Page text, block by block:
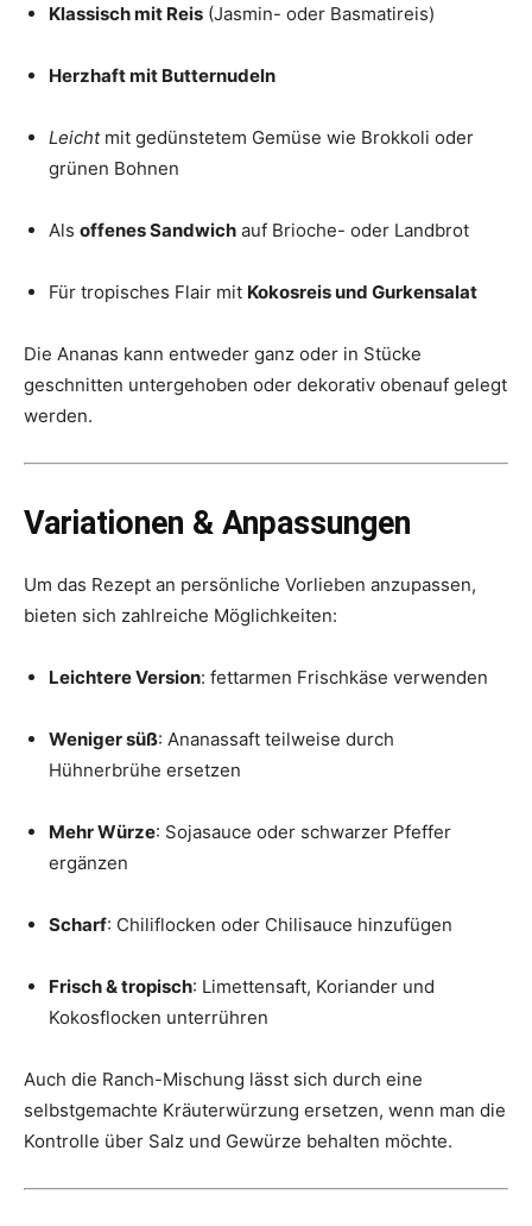
Klassisch mit Reis (Jasmin- oder Basmatireis)
Herzhaft mit Butternudeln
Leichtmit gedünstetem Gemüse wie Brokkoli oder
grünen Bohnen
Als offenes Sandwich auf Brioche- oder Landbrot
Für tropisches Flair mit Kokosreis und Gurkensalat
Die Ananas kann entweder ganz oder in Stücke
geschnitten untergehoben oder dekorativ obenauf gelegt
werden.
Variationen & Anpassungen
Um das Rezept an persönliche Vorlieben anzupassen,
bieten sich zahlreiche Möglichkeiten:
Leichtere Version: fettarmen Frischkäse verwenden
Weniger süß: Ananassaft teilweise durch
Hühnerbrühe ersetzen
Mehr Würze: Sojasauce oder schwarzer Pfeffer
ergänzen
Scharf: Chiliflocken oder Chilisauce hinzufügen
Frisch & tropisch: Limettensaft, Koriander und
Kokosflocken unterrühren
Auch die Ranch-Mischung lässt sich durch eine
selbstgemachte Kräuterwürzung ersetzen, wenn man die
Kontrolle über Salz und Gewürze behalten möchte.